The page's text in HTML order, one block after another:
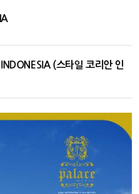
(스타일 코리안 인